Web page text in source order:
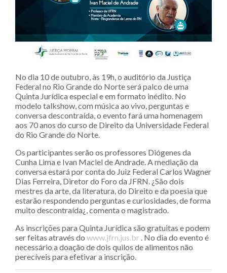
No dia 10 de outubro, às 19h, o auditório da Justiça
Federal no Rio Grande do Norte será palco de uma
Quinta Jurídica especial e em formato inédito. No
modelo talkshow, com música ao vivo, perguntas e
conversa descontraída, o evento fará uma homenagem
aos 70 anos do curso de Direito da Universidade Federal
do Rio Grande do Norte.
Os participantes serão os professores Diógenes da
Cunha Lima e Ivan Maciel de Andrade. A mediação da
conversa estará por conta do Juiz Federal Carlos Wagner
Dias Ferreira, Diretor do Foro da JFRN. ¿São dois
mestres da arte, da literatura, do Direito e da poesia que
estarão respondendo perguntas e curiosidades, de forma
muito descontraída¿, comenta o magistrado.
As inscrições para Quinta Jurídica são gratuitas e podem
ser feitas através do www.jfrn.jus.br . No dia do evento é
necessário a doação de dois quilos de alimentos não
perecíveis para efetivar a inscrição.